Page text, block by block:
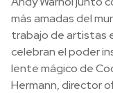
más amadas del
trabajo de artistas
celebran el poder
lente mágico de
Hermann, director